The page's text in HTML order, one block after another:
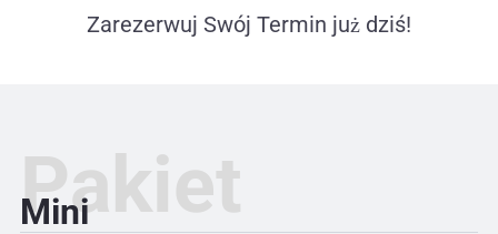
Zarezerwuj Swój Termin już dziś!
Pakiet
Mini